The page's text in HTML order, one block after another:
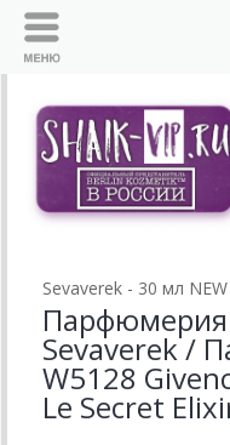
Sevaverek - 30 мл NEW
Парфюмерия
Sevaverek /
W5128
Le Secret